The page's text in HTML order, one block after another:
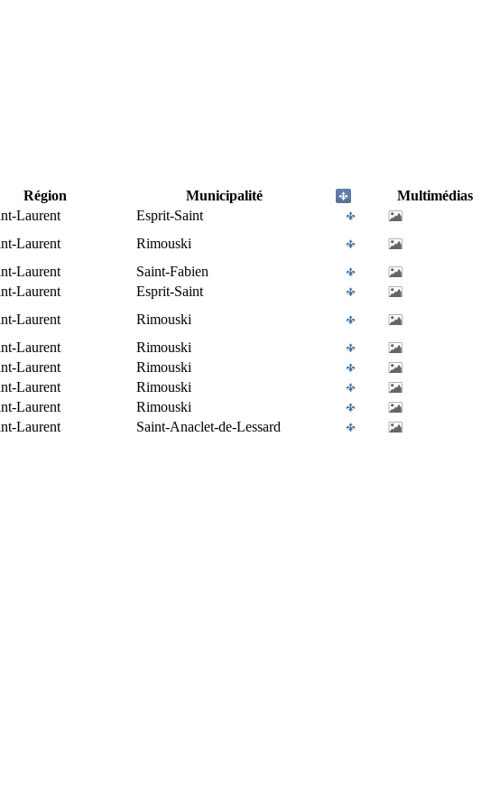
Région Municipalité
Multimédias
Laurent
Esprit-Saint
Laurent
Rimouski
Laurent
Saint-Fabien
Laurent
Esprit-Saint
Laurent
Rimouski
Laurent
Rimouski
Laurent
Rimouski
Laurent
Rimouski
Laurent
Rimouski
Laurent Saint-Anaclet-de-Lessard